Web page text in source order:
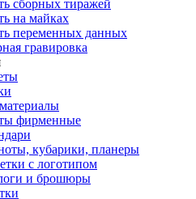
сборных тиражей
на майках
переменных данных
гравировка
фирменные
кубарики, планеры
с логотипом
и брошюры